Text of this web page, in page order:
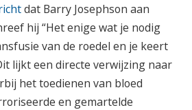
dat Barry Josephson aan
hij “Het enige wat je nodig
van de roedel en je keert
lijkt een directe verwijzing naar
het toedienen van bloed
en gemartelde